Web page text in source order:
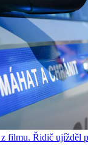
filmu. Řidič ujížděl